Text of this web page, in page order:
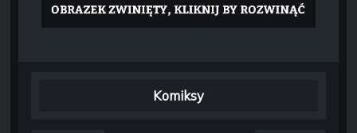
Komiksy